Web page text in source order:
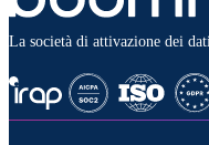
La società di attivazione dei